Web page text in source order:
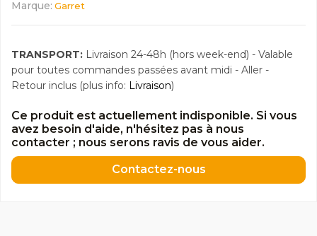
Marque: Garret
TRANSPORT: Livraison 24-48h (hors week-end) - Valable
pour toutes commandes passées avant midi - Aller -
Retour inclus (plus info: Livraison)
Ce produit est actuellement indisponible. Si vous
avez besoin d'aide, n'hésitez pas à nous
contacter ; nous serons ravis de vous aider.
Contactez-nous